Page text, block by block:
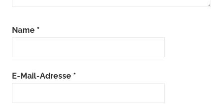
Name *
E-Mail-Adresse *